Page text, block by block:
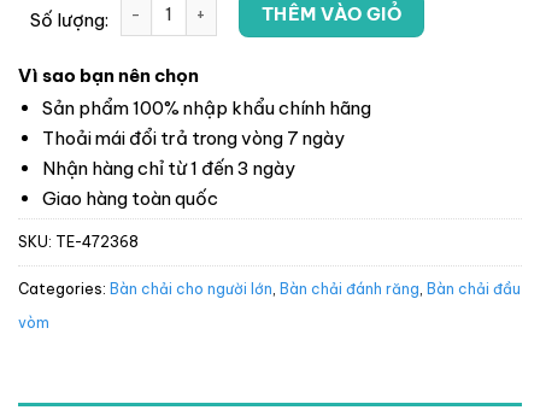
Số lượng: THÊM VÀO GIỎ
Vì sao bạn nên chọn
Sản phẩm 100% nhập khẩu chính hãng
Thoải mái đổi trả trong vòng 7 ngày
Nhận hàng chỉ từ 1 đến 3 ngày
Giao hàng toàn quốc
SKU: TE-472368
Categories: Bàn chải cho người lớn, Bàn chải đánh răng, Bàn chải đầu
vòm